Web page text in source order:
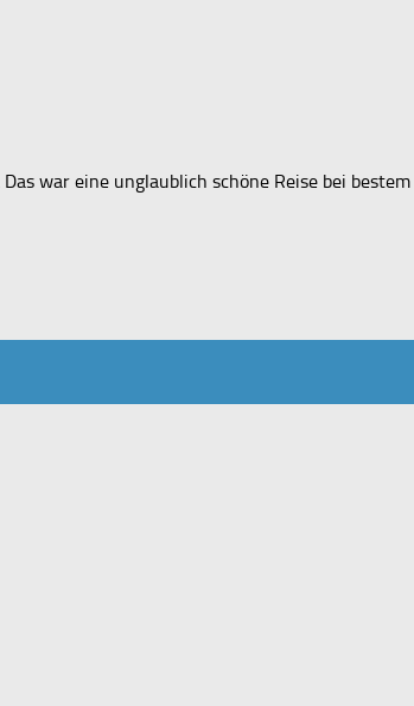
war eine unglaublich schöne Reise bei